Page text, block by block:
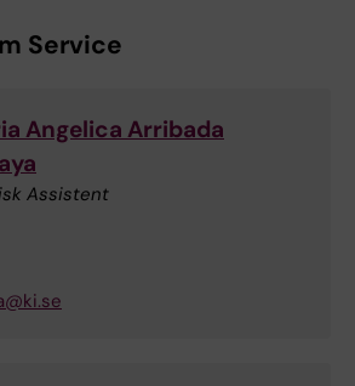
Service
Angelica Arribada
Assistent